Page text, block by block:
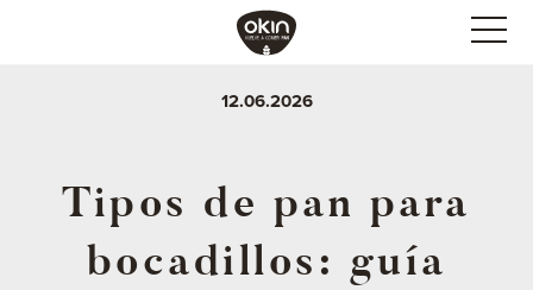
12.06.2026
Tipos de pan para
bocadillos: guía